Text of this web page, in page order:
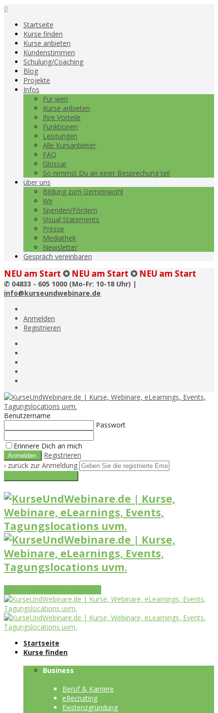
0
Startseite
Kurse finden
Kurse anbieten
Kundenstimmen
Schulung/Coaching
Blog
Projekte
Infos
Für wen
Kurse anbieten
Ihre Vorteile
Funktionen
Leistungen
Alle Kursanbieter
FAQ
Glossar
So nimmst Du an einer Besprechung teil
über uns
Bildung zum Gemeinwohl
Wir
Spenden/Fördern
Visual Statements
Presse
Mediathek
Newsletter
Gespräch vereinbaren
NEU am Start ✪ NEU am Start ✪ NEU am Start
✆ 04833 - 605 1000 (Mo-Fr: 10-18 Uhr) |
info@kurseundwebinare.de
Anmelden
Registrieren
Benutzername
Passwort
Erinnere Dich an mich
Registrieren
‹ zurück zur Anmeldung
Startseite
Kurse finden
Business
Beruf & Karriere
eRecruiting
Existenzgründung